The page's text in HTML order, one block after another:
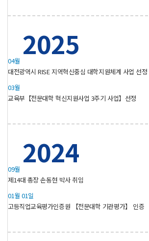
2025
04월
대전광역시 RISE 지역혁신중심 대학지원체계 사업 선정
03월
교육부【전문대학 혁신지원사업 3주기 사업】선정
2024
09월
제14대 총장 손동현 박사 취임
01월 01일
고등직업교육평가인증원 【전문대학 기관평가】 인증